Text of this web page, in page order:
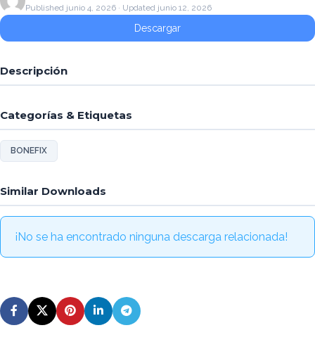
Published junio 4, 2026 · Updated junio 12, 2026
Descargar
Descripción
Categorías & Etiquetas
BONEFIX
Similar Downloads
¡No se ha encontrado ninguna descarga relacionada!